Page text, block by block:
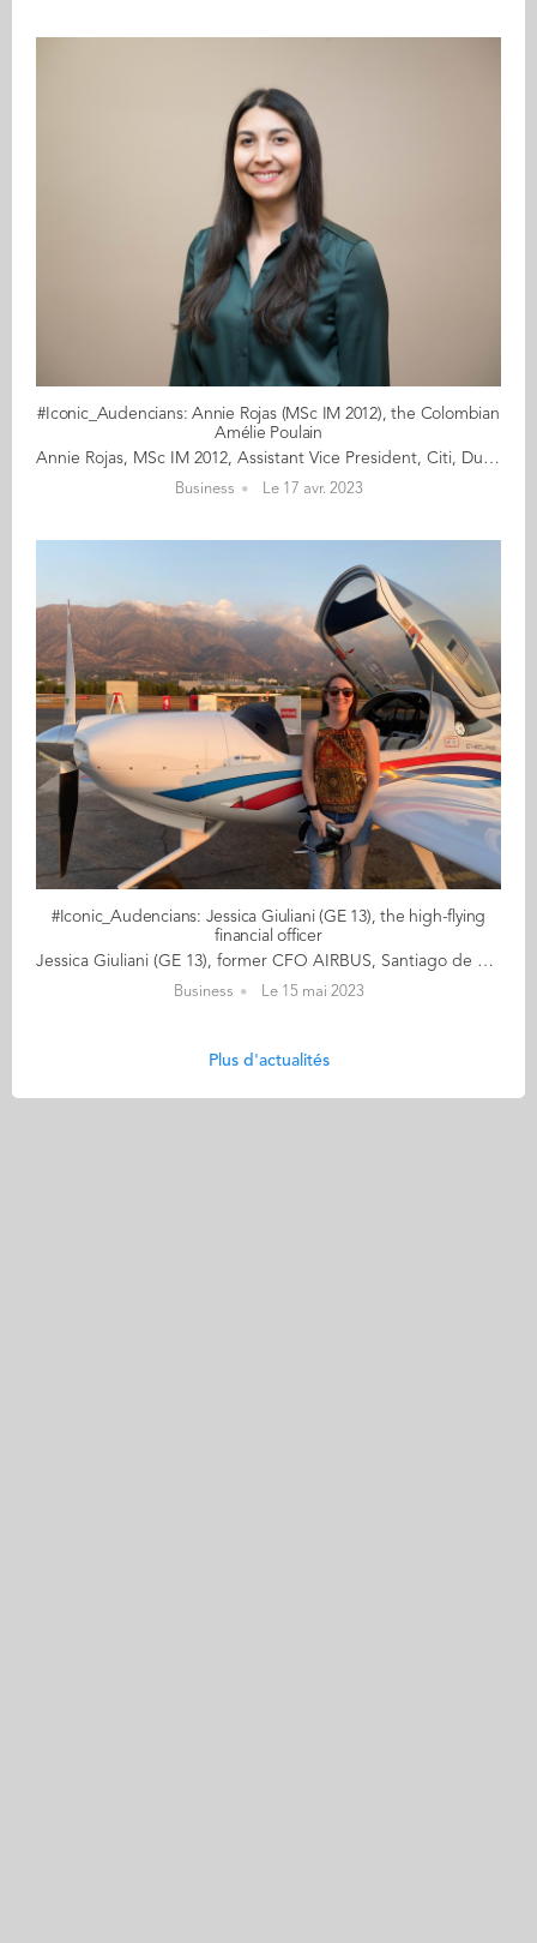
#Iconic_Audencians: Annie Rojas (MSc IM 2012), the Colombian
Amélie Poulain
Annie Rojas, MSc IM 2012, Assistant Vice President, Citi, Dublin When she was growing up in Bogotá, Annie Rojas was fascinated by the night sky and its many wonders. As a teenager, she gave up on her long-time dream of becoming an astronaut and chose a career in finance. Pragmatic but ambitious, she figured that if international business wouldn’t send her to the moon, it could at least take her to the other side of the world. Annie’s story could serve as an advertisement for international mobility. Moving to Nantes in 2011 to join the Audencia IMM programme, she learnt to speak French, made lifelong friends, and got her foot into Citi’s door where she is leading a successful career in supply chain finance. When an opportunity to transfer to the Dublin office presented itself, she didn’t know much about “the Emerald Isle” beyond its widely celebrated St Patrick’s traditions, but she leapt at the chance. There, she further expanded her worldview across a broader set of trade methods, gained exposure to a new working culture, met her soon to be husband, and developed a liking for one of the most revered Irish institutions: the pub. Not everyone is tempted to move halfway across the globe and start life again in a foreign country with all the personal and emotional stresses this entails. But it certainly was a decision that paid off for Annie. Let’s meet the international executive who tells us about her journey and why her granny-style trolley, her swimsuit and a healthy dose of adventurous spirit are some of its special features. Read the full article here Audencia's Iconic Alumni For the third year in a row, we are delighted and proud to showcase 12 new profiles of Audencians from around the globe. The alumni that you will discover have very generously given up their time for an interview for which we are immensely grateful. Discover all the portraits here
Business Le 17 avr. 2023
#Iconic_Audencians: Jessica Giuliani (GE 13), the high-flying
financial officer
Jessica Giuliani (GE 13), former CFO AIRBUS, Santiago de Chile It is with an open smile and a lilting accent betraying her Southern France origins that Jessica Giuliani greets us for this interview. Hers is a story of a youngster from Toulouse whose head was always turned upwards to the sky; such was her fascination for aeroplanes. Her mother was convinced that she would one day join Airbus, the city’s iconic multinational corporation. However, Jessica’s dream of becoming a pilot crash-landed when she was told -wrongly- that her eyesight would prevent her from flying. Smart, curious, and ever full of joie de vivre, she went on to graduate from Audencia’s Grande Ecole programme in 2013. At 33, her CV could make many fifty-year-olds pale with envy. In just a few years, Jessica has embraced a successful career in finance becoming CFO of Airbus in Santiago di Chile in 2020. Armed with the confidence that 20/20 vision isn’t a prerequisite for flying, she signed up for her first lesson last year. The flying school is just a few minutes from her office, which she takes as a sign that the time has come to fulfil her life’s dream. Thus summarised, Jessica’s trajectory seems almost predestined. When she signed her contract with Airbus, her mother said “See! I’ve always known you’d end up there. Didn’t I tell you so many times?” But Jessica insists on setting the record straight. It’s not about destiny so much as hard work, ambition and an appetite to jump on opportunities that has got her where she is today. Let’s meet a fearless woman who has managed to get hold of what matters to her most in life, by keeping her feet on the ground and her head in the sky. Read the full article here Audencia's Iconic Alumni For the third year in a row, we are delighted and proud to showcase 12 new profiles of Audencians from around the globe. The alumni that you will discover have very generously given up their time for an interview for which we are immensely grateful. Discover all the portraits here
Business Le 15 mai 2023
Plus d'actualités